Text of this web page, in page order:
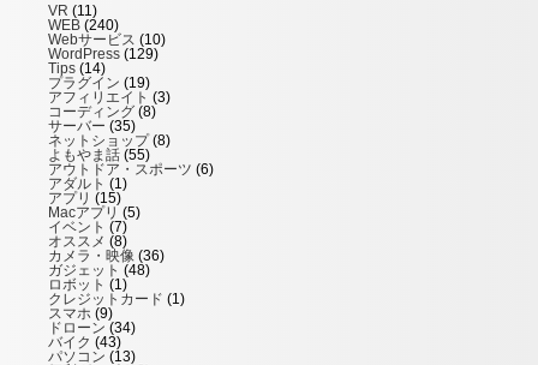
VR (11)
WEB (240)
Webサービス (10)
WordPress (129)
Tips (14)
プラグイン (19)
アフィリエイト (3)
コーディング (8)
サーバー (35)
ネットショップ(8)
よもやま話 (55)
アウトドア・スポーツ (6)
アダルト (1)
アプリ (15)
Macアプリ (5)
イベント (7)
オススメ (8)
カメラ・映像 (36)
ガジェット (48)
ロボット (1)
クレジットカード (1)
スマホ (9)
ドローン (34)
バイク (43)
パソコン (13)